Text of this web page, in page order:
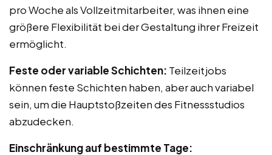
pro Woche als Vollzeitmitarbeiter, was ihnen eine
größere Flexibilität bei der Gestaltung ihrer Freizeit
ermöglicht.
Feste oder variable Schichten: Teilzeitjobs
können feste Schichten haben, aber auch variabel
sein, um die Hauptstoßzeiten des Fitnessstudios
abzudecken.
Einschränkung auf bestimmte Tage: